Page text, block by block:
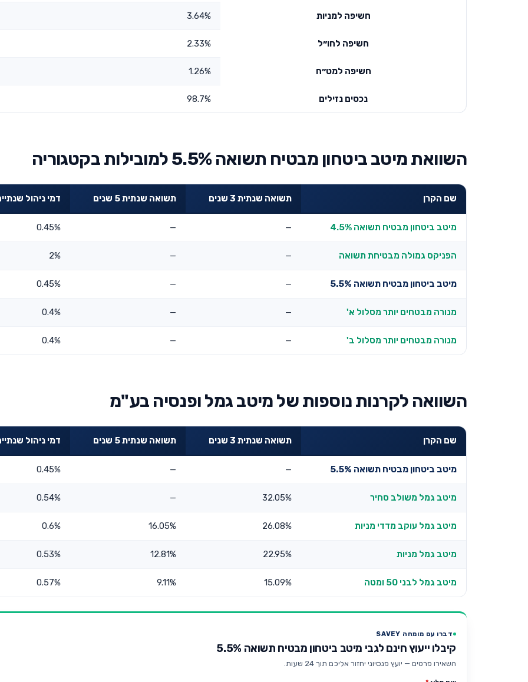
חשיפה למניות 3.64%
חשיפה לחו״ל 2.33%
חשיפה למט״ח 1.26%
נכסים נזילים 98.7%
השוואת מיטב ביטחון מבטיח תשואה 5.5% למובילות בקטגוריה
שם הקרן תשואה שנתית 3 שנים תשואה שנתית 5 שנים דמי ניהול
מיטב ביטחון מבטיח תשואה 4.5% —
—
0.45%
הפניקס גמולה מבטיחת תשואה —
—
2%
מיטב ביטחון מבטיח תשואה 5.5% —
—
0.45%
מנורה מבטחים יותר מסלול א' —
—
0.4%
מנורה מבטחים יותר מסלול ב' —
—
0.4%
השוואה לקרנות נוספות של מיטב גמל ופנסיה בע"מ
שם הקרן תשואה שנתית 3 שנים תשואה שנתית 5 שנים דמי ניהול
מיטב ביטחון מבטיח תשואה 5.5% —
—
0.45%
מיטב גמל משולב סחיר 32.05%
—
0.54%
מיטב גמל עוקב מדדי מניות 26.08%
16.05%
0.6%
מיטב גמל מניות 22.95%
12.81%
0.53%
מיטב גמל לבני 50 ומטה 15.09%
9.11%
0.57%
דברו עם מומחה SAVEY
קיבלו ייעוץ חינם לגבי מיטב ביטחון מבטיח תשואה 5.5%
השאירו פרטים — יועץ פנסיוני יחזור אליכם תוך 24 שעות.